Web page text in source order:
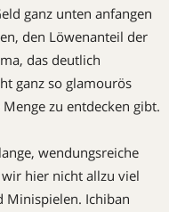
ganz unten anfangen
den Löwenanteil der
das deutlich
ganz so glamourös
zu entdecken gibt.
wendungsreiche
hier nicht allzu viel
Minispielen. Ichiban